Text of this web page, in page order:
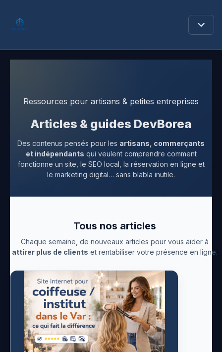
Contact
07 83 20 60 04
Ressources pour artisans & petites entreprises
Articles & guides DevBorea
Des contenus pensés pour les artisans, commerçants
et indépendants qui veulent comprendre comment
fonctionne un site, le SEO local, la réservation en ligne et
le marketing digital… sans blabla inutile.
Tous nos articles
Chaque semaine, de nouveaux articles pour vous aider à
attirer plus de clients et rentabiliser votre présence en ligne.